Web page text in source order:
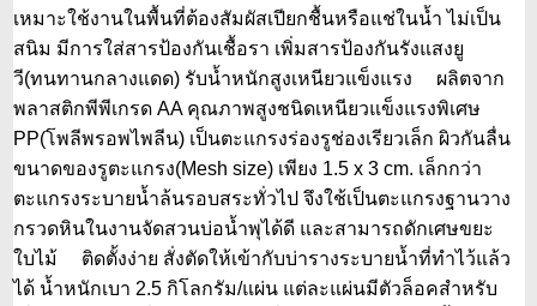
เหมาะใช้งานในพื้นที่ต้องสัมผัสเปียกชื้นหรือแช่ในน้ำ ไม่เป็น
สนิม มีการใส่สารป้องกันเชื้อรา เพิ่มสารป้องกันรังแสงยู
วี(ทนทานกลางแดด) รับน้ำหนักสูงเหนียวแข็งแรง ผลิตจาก
พลาสติกพีพีเกรด AA คุณภาพสูงชนิดเหนียวแข็งแรงพิเศษ
PP(โพลีพรอพไพลีน) เป็นตะแกรงร่องรูช่องเรียวเล็ก ผิวกันลื่น
ขนาดของรูตะแกรง(Mesh size) เพียง 1.5 x 3 cm. เล็กกว่า
ตะแกรงระบายน้ำล้นรอบสระทั่วไป จึงใช้เป็นตะแกรงฐานวาง
กรวดหินในงานจัดสวนบ่อน้ำพุได้ดี และสามารถดักเศษขยะ
ใบไม้ ติดตั้งง่าย สั่งตัดให้เข้ากับบ่ารางระบายน้ำที่ทำไว้แล้ว
ได้ น้ำหนักเบา 2.5 กิโลกรัม/แผ่น แต่ละแผ่นมีตัวล็อคสำหรับ